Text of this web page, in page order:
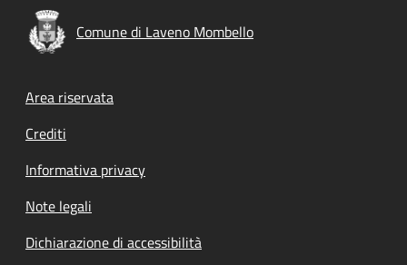
Comune di Laveno Mombello
Footer menu
Area riservata
Crediti
Informativa privacy
Note legali
Dichiarazione di accessibilità